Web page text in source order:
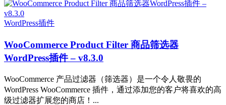
WordPress插件
WooCommerce Product Filter 商品筛选器
WordPress插件 – v8.3.0
WooCommerce 产品过滤器（筛选器）是一个令人敬畏的
WordPress WooCommerce 插件，通过添加您的客户将喜欢的高
级过滤器扩展您的商店！...